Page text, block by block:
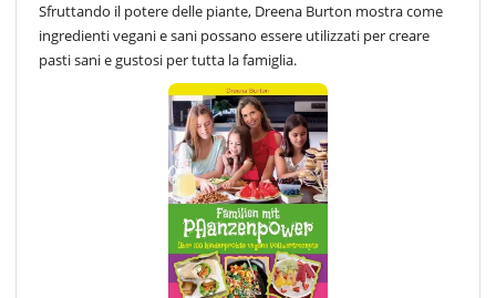
Sfruttando il potere delle piante, Dreena Burton mostra come
ingredienti vegani e sani possano essere utilizzati per creare
pasti sani e gustosi per tutta la famiglia.